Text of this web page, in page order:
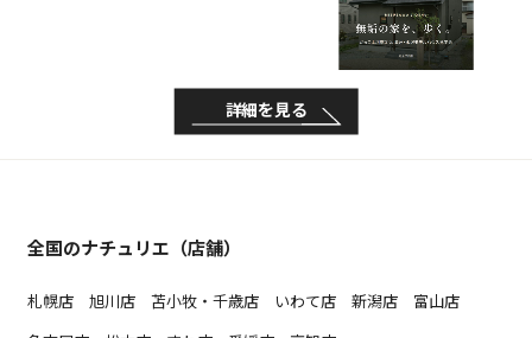
詳細を見る
全国のナチュリエ（店舗）
札幌店 旭川店 苫小牧・千歳店 いわて店 新潟店
富山店